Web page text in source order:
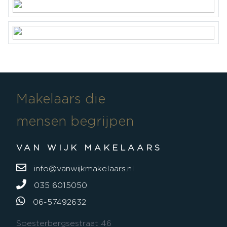
Makelaars die
mensen begrijpen
VAN WIJK MAKELAARS
info@vanwijkmakelaars.nl
035 6015050
06-57492632
Soesterbergsestraat 46